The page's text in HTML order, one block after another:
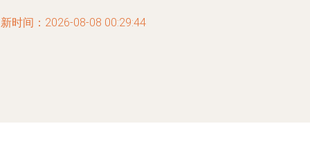
时间：2026-08-08 00:29:44